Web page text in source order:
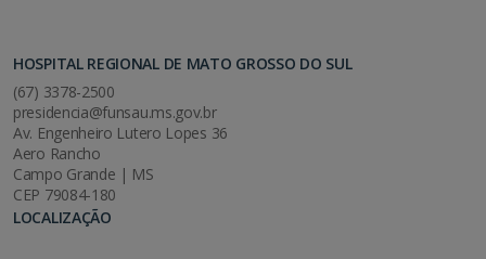
HOSPITAL REGIONAL DE MATO GROSSO DO SUL
(67) 3378-2500
presidencia@funsau.ms.gov.br
Av. Engenheiro Lutero Lopes 36
Aero Rancho
Campo Grande | MS
CEP 79084-180
LOCALIZAÇÃO